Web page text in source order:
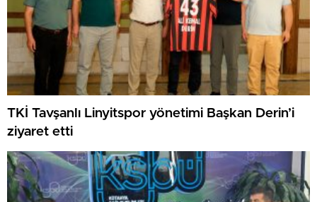
TKİ Tavşanlı Linyitspor yönetimi Başkan Derin’i
ziyaret etti